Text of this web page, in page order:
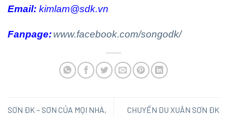
Email: kimlam@sdk.vn
Fanpage:www.facebook.com/songodk/
SƠN ĐK – SƠN CỦA MỌI NHÀ,
CHUYẾN DU XUÂN SƠN ĐK